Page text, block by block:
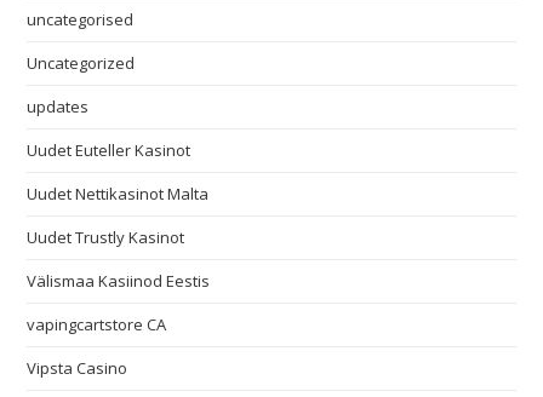
uncategorised
Uncategorized
updates
Uudet Euteller Kasinot
Uudet Nettikasinot Malta
Uudet Trustly Kasinot
Välismaa Kasiinod Eestis
vapingcartstore CA
Vipsta Casino